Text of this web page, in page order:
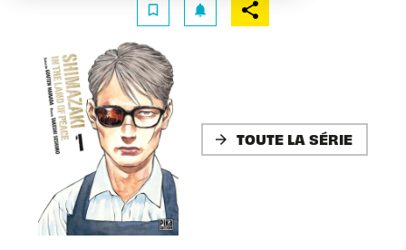
bookmark_border notifications
arrow_forward TOUTE LA SÉRIE